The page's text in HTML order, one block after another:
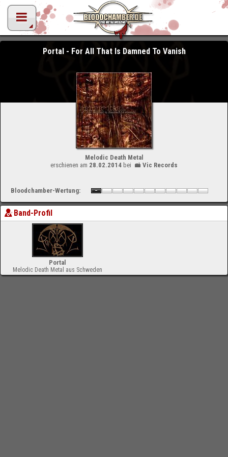
Portal - For All That Is Damned To Vanish
Melodic Death Metal
erschienen am 28.02.2014 bei Vic Records
Bloodchamber-Wertung:
Band-Profil
Portal
Melodic Death Metal aus Schweden